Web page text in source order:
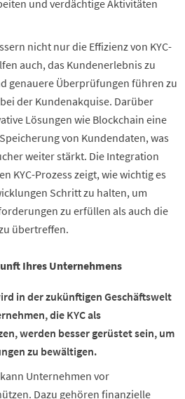
und verdächtige Aktivitäten
nicht nur die Effizienz von KYC-
auch, das Kundenerlebnis zu
genauere Überprüfungen führen zu
der Kundenakquise. Darüber
Lösungen wie Blockchain eine
von Kundendaten, was
weiter stärkt. Die Integration
KYC-Prozess zeigt, wie wichtig es
Schritt zu halten, um
zu erfüllen als auch die
übertreffen.
Ihres Unternehmens
in der zukünftigen Geschäftswelt
die KYC als
werden besser gerüstet sein, um
zu bewältigen.
Unternehmen vor
Dazu gehören finanzielle